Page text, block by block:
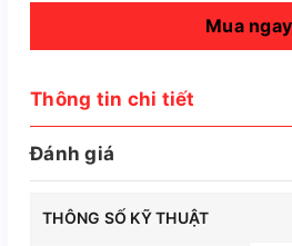
Mua ngay
Thông tin chi tiết
Đánh giá
THÔNG SỐ KỸ THUẬT